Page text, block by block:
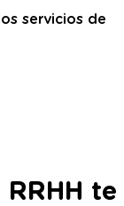
servicios de
te